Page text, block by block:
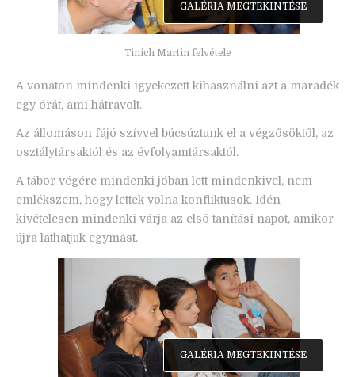
Tinich Martin felvétele
GALÉRIA MEGTEKINTÉSE
A vonaton mindenki igyekezett kihasználni azt a maradék
egy órát, ami hátravolt.
Az állomáson fájó szívvel búcsúztunk el a végzősöktől, az
osztálytársaktól és az évfolyamtársaktól.
A tábor végére mindenki jóban lett mindenkivel, nem
emlékszem, hogy lettek volna konfliktusok. Idén
kivételesen mindenki várja az első tanítási napot, amikor
újra láthatjuk egymást.
GALÉRIA MEGTEKINTÉSE